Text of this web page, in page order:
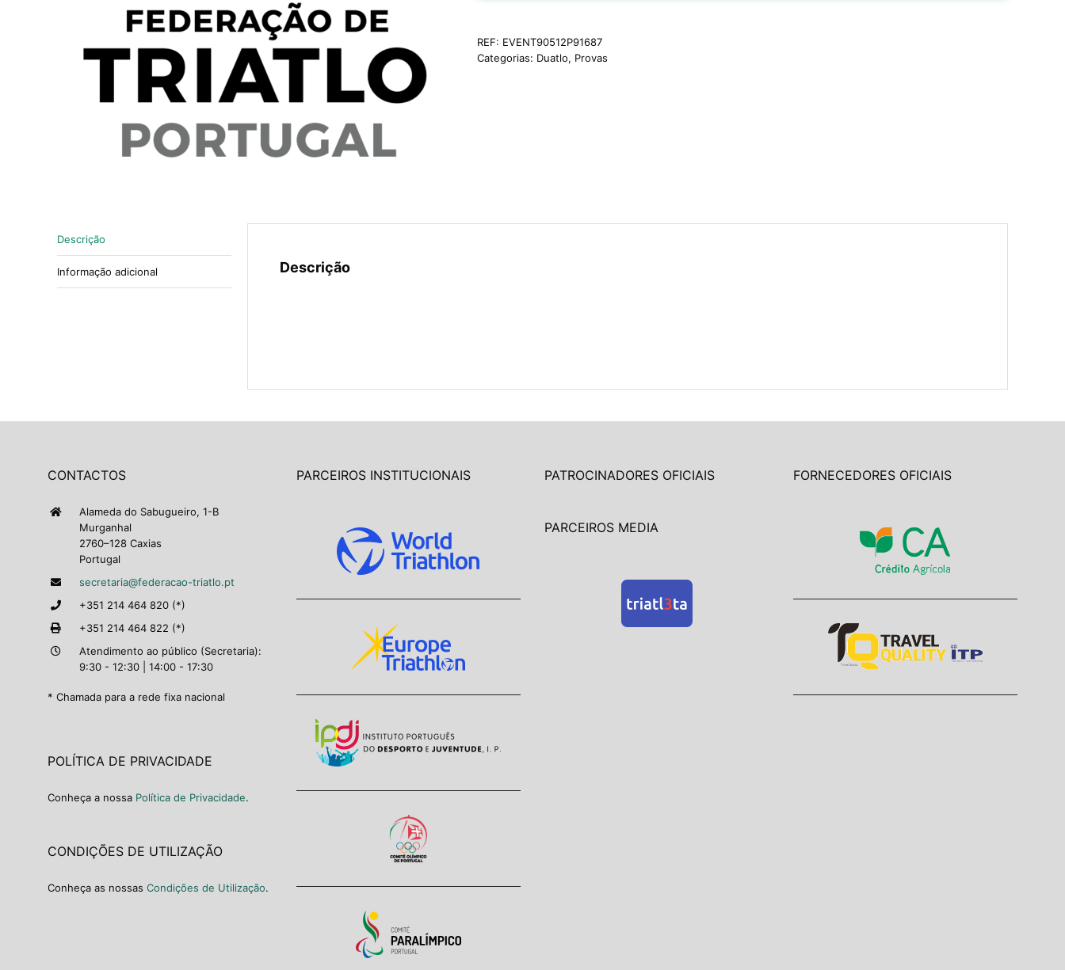
REF: EVENT90512P91687
Categorias: Duatlo, Provas
Descrição
Informação adicional Descrição
CONTACTOS
Alameda do Sabugueiro, 1-B
Murganhal
2760–128 Caxias
Portugal
secretaria@federacao-triatlo.pt
+351 214 464 820 (*)
+351 214 464 822 (*)
Atendimento ao público (Secretaria):
9:30 - 12:30 | 14:00 - 17:30
* Chamada para a rede fixa nacional
POLÍTICA DE PRIVACIDADE
Conheça a nossa Política de Privacidade.
CONDIÇÕES DE UTILIZAÇÃO
Conheça as nossas Condições de Utilização.
PARCEIROS INSTITUCIONAIS PATROCINADORES OFICIAIS
PARCEIROS MEDIA
FORNECEDORES OFICIAIS